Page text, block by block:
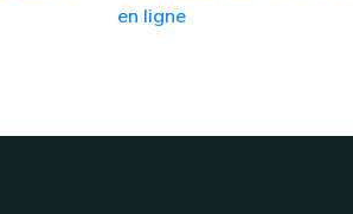
en ligne